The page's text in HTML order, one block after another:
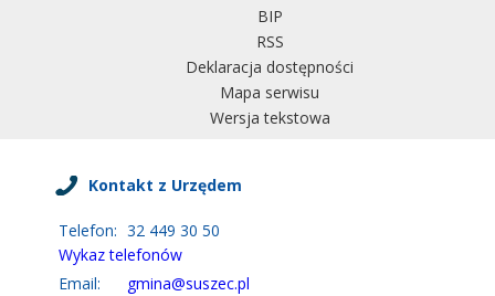
BIP
RSS
Deklaracja dostępności
Mapa serwisu
Wersja tekstowa
Kontakt z Urzędem
Telefon: 32 449 30 50
Wykaz telefonów
Email:
gmina@suszec.pl